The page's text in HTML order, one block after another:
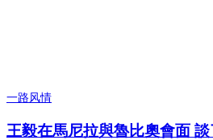
一路风情
王毅在馬尼拉與魯比奧會面 談